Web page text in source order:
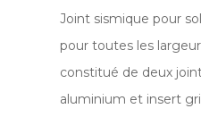
Joint sismique pour
pour toutes les
constitué de deux
aluminium et insert